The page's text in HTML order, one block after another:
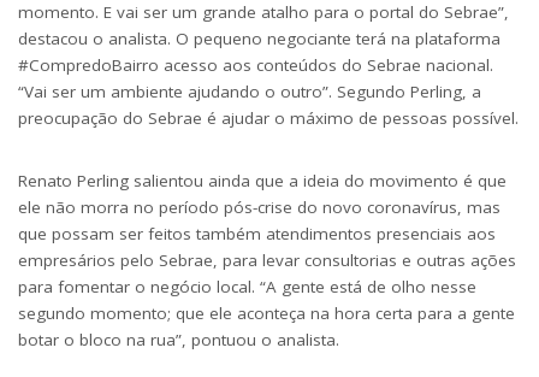
momento. E vai ser um grande atalho para o portal do Sebrae”,
destacou o analista. O pequeno negociante terá na plataforma
#CompredoBairro acesso aos conteúdos do Sebrae nacional.
“Vai ser um ambiente ajudando o outro”. Segundo Perling, a
preocupação do Sebrae é ajudar o máximo de pessoas possível.
Renato Perling salientou ainda que a ideia do movimento é que
ele não morra no período pós-crise do novo coronavírus, mas
que possam ser feitos também atendimentos presenciais aos
empresários pelo Sebrae, para levar consultorias e outras ações
para fomentar o negócio local. “A gente está de olho nesse
segundo momento; que ele aconteça na hora certa para a gente
botar o bloco na rua”, pontuou o analista.